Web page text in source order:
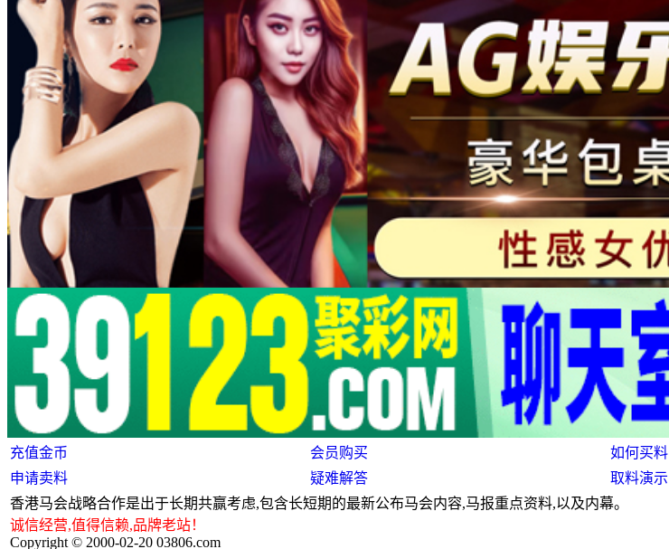
充值金币 会员购买 如何买料
申请卖料
疑难解答 取料演示
香港马会战略合作是出于长期共赢考虑,包含长短期的最新公布马会内容,马报重点资料,以及内幕。
诚信经营,值得信赖,品牌老站！
Copyright © 2000-02-20 03806.com